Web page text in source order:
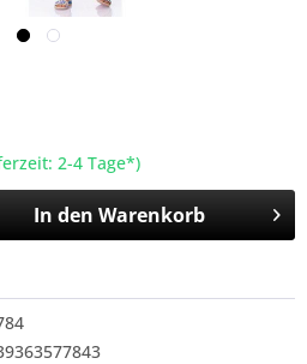
2-4 Tage*)
In den Warenkorb